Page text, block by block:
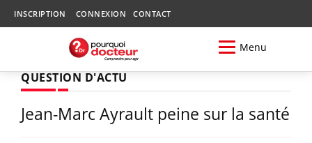
INSCRIPTION CONNEXION CONTACT
Menu
QUESTION D'ACTU
Jean-Marc Ayrault peine sur la santé